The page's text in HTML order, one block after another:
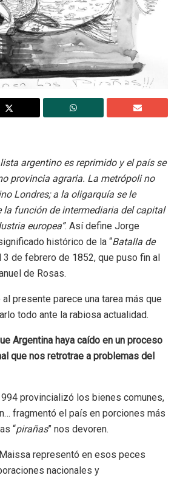
argentino es reprimido y el país se
provincia agraria. La metrópoli no
Londres; a la oligarquía se le
la función de intermediaria del capital
europea”. Así define Jorge
histórico de la “Batalla de
3 de febrero de 1852, que puso fin al
de Rosas.
presente parece una tarea más que
todo ante la rabiosa actualidad.
Argentina haya caído en un proceso
que nos retrotrae a problemas del
provincializó los bienes comunes,
fragmentó el país en porciones más
“pirañas” nos devoren.
representó en esos peces
nacionales y